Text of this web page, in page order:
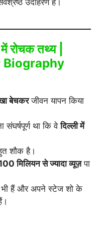
रोचक तथ्य |
Biography
बेचकरजीवन यापन किया
था कि वेदिल्ली में
शौक है।
मिलियन से ज्यादा व्यूज़पा
भी हैं और अपने स्टेज शो के